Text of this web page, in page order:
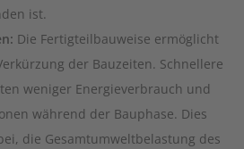
ist.
Die Fertigteilbauweise ermöglicht
der Bauzeiten. Schnellere
weniger Energieverbrauch und
während der Bauphase. Dies
die Gesamtumweltbelastung des